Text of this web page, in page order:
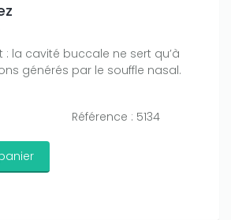
: la cavité buccale ne sert qu’à
générés par le souffle nasal.
Référence : 5134